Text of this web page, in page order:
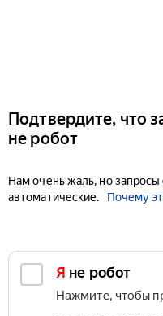
Подтвердите, что
не робот
Нам очень жаль, но
автоматические.
Почему
Я не робот
Нажмите, чтобы